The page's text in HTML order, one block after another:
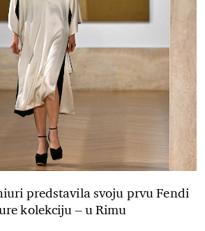
predstavila svoju prvu Fendi
kolekciju – u Rimu